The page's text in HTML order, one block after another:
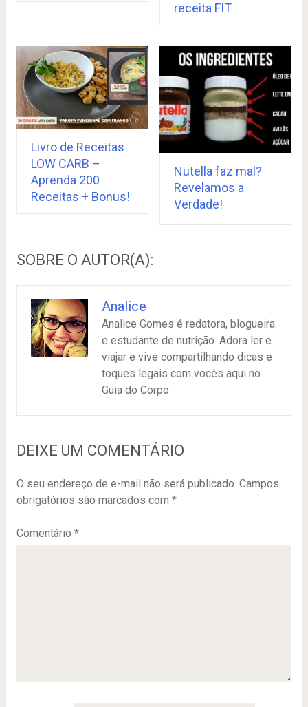
receita FIT
Livro de Receitas
LOW CARB –
Aprenda 200
Receitas + Bonus!
Nutella faz mal?
Revelamos a
Verdade!
SOBRE O AUTOR(A):
Analice
Analice Gomes é redatora, blogueira
e estudante de nutrição. Adora ler e
viajar e vive compartilhando dicas e
toques legais com vocês aqui no
Guia do Corpo
DEIXE UM COMENTÁRIO
O seu endereço de e-mail não será publicado. Campos
obrigatórios são marcados com *
Comentário *